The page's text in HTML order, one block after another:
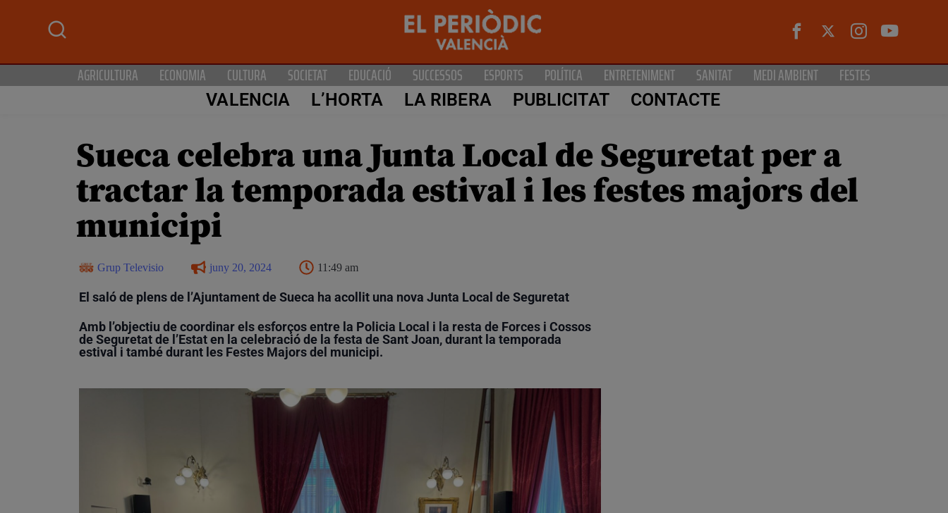
AGRICULTURA ECONOMIA CULTURA SOCIETAT EDUCACIÓ SUCCESSOS ESPORTS POLÍTICA ENTRETENIMENT SANITAT MEDI AMBIENT FESTES
VALENCIA L’HORTA LA RIBERA PUBLICITAT CONTACTE
Sueca celebra una Junta Local de Seguretat per a
tractar la temporada estival i les festes majors del
municipi
Grup Televisio juny 20, 2024 11:49 am
El saló de plens de l’Ajuntament de Sueca ha acollit una nova Junta Local de Seguretat
Amb l’objectiu de coordinar els esforços entre la Policia Local i la resta de Forces i Cossos
de Seguretat de l’Estat en la celebració de la festa de Sant Joan, durant la temporada
estival i també durant les Festes Majors del municipi.